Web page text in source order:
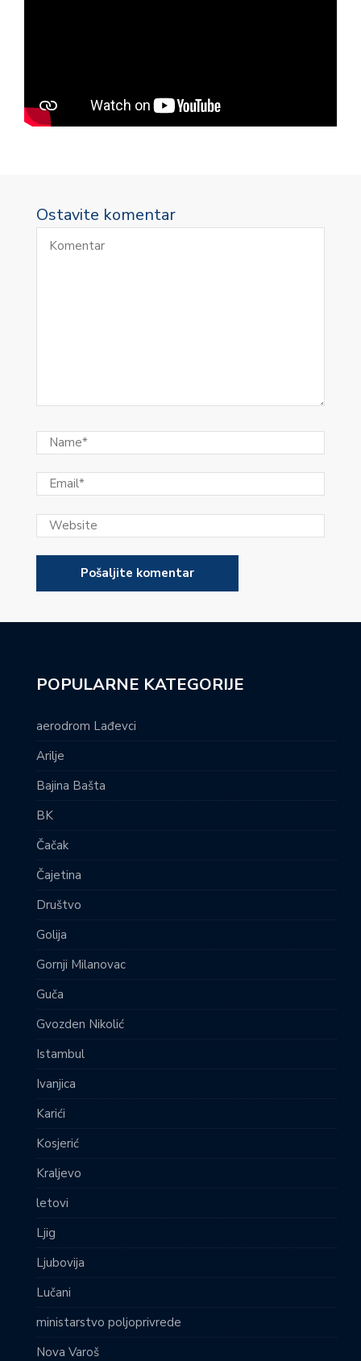
Ostavite komentar
POPULARNE KATEGORIJE
aerodrom Lađevci
Arilje
Bajina Bašta
BK
Čačak
Čajetina
Društvo
Golija
Gornji Milanovac
Guča
Gvozden Nikolić
Istambul
Ivanjica
Karići
Kosjerić
Kraljevo
letovi
Ljig
Ljubovija
Lučani
ministarstvo poljoprivrede
Nova Varoš